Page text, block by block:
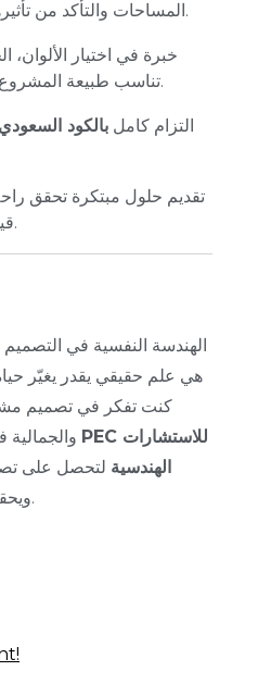
المساحات والتأكد من تأثيرها النفسي قبل التنفيذ.
خبرة في اختيار الألوان،
تناسب طبيعة المشروع وسلوك المستخدمين.
التزام كامل بالكود السعودي
تقديم حلول مبتكرة تحقق
قيمة المشروع السوقية.
الهندسة النفسية في
هي علم حقيقي يقدر يغيّر
كنت تفكر في تصميم
PEC للاستشارات
الهندسية لتحصل على
ويحقق لهم أفضل تجربة ممكنة.